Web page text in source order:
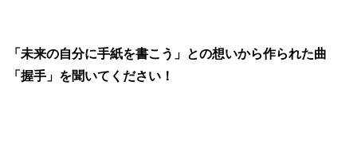
「未来の自分に手紙を書こう」との想いから作られた曲
「握手」を聞いてください！